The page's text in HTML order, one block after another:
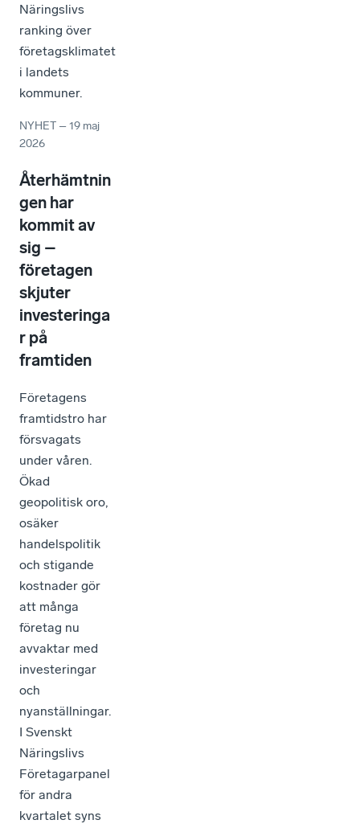
Näringslivs
ranking över
företagsklimatet
i landets
kommuner.
NYHET –19 maj
2026
Återhämtnin
gen har
kommit av
sig –
företagen
skjuter
investeringa
r på
framtiden
Företagens
framtidstro har
försvagats
under våren.
Ökad
geopolitisk oro,
osäker
handelspolitik
och stigande
kostnader gör
att många
företag nu
avvaktar med
investeringar
och
nyanställningar.
I Svenskt
Näringslivs
Företagarpanel
för andra
kvartalet syns